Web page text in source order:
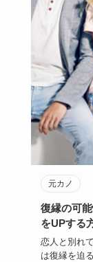
元カノ
復縁の可
をUPする
恋人と別れ
は復縁を迫